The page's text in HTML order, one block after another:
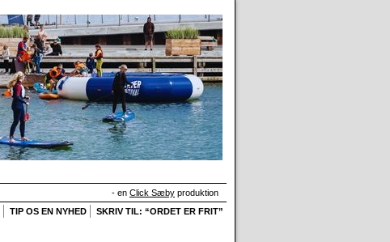
- en Click Sæby produktion
TIP OS EN NYHED SKRIV TIL: “ORDET ER FRIT”